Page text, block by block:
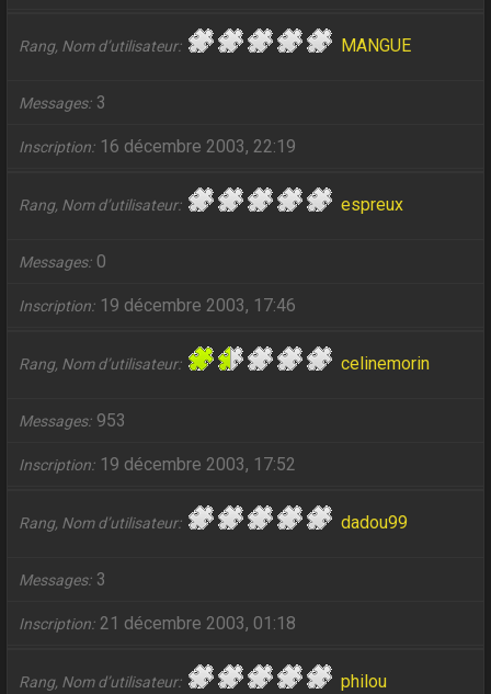
Rang, Nom d’utilisateur MANGUE
Messages 3
Inscription 16 décembre 2003, 22:19
Rang, Nom d’utilisateur espreux
Messages 0
Inscription 19 décembre 2003, 17:46
Rang, Nom d’utilisateur celinemorin
Messages 953
Inscription 19 décembre 2003, 17:52
Rang, Nom d’utilisateur dadou99
Messages 3
Inscription 21 décembre 2003, 01:18
Rang, Nom d’utilisateur philou